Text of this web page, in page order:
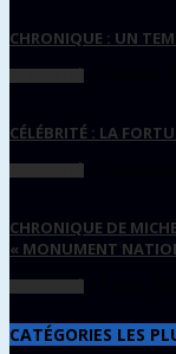
CHRONIQUE : UN
CÉLÉBRITÉ : LA
CHRONIQUE DE
« MONUMENT
CATÉGORIES LES